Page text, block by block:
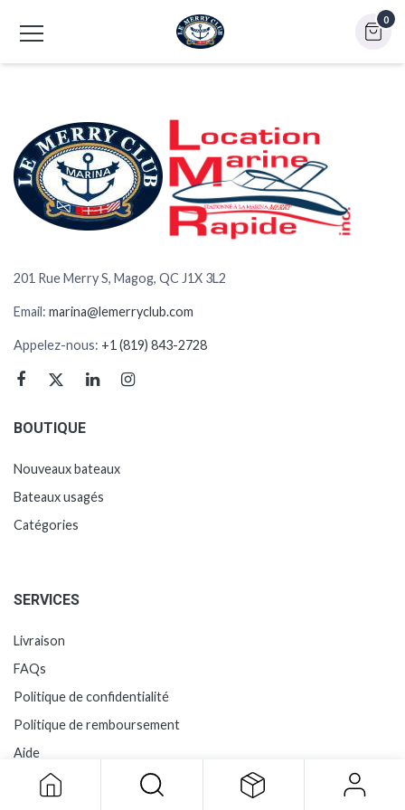
0
201 Rue Merry S, Magog, QC J1X 3L2
Email: marina@lemerryclub.com
Appelez-nous: +1 (819) 843-2728
BOUTIQUE
Nouveaux bateaux
Bateaux usagés
Catégories
SERVICES
Livraison
FAQs
Politique de confidentialité
Politique de remboursement
Aide
LA MARINA